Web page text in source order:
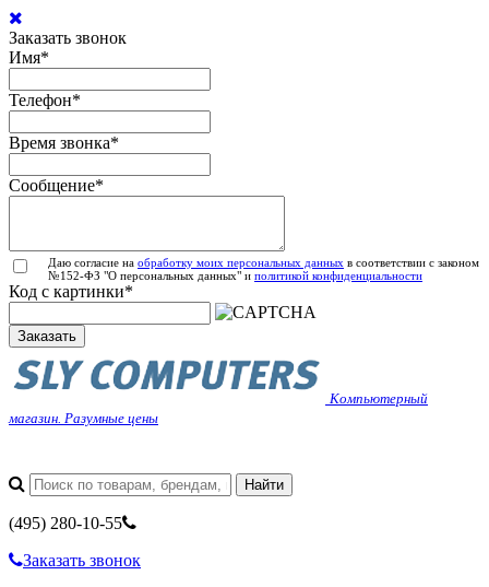
Заказать звонок
Имя*
Телефон*
Время звонка*
Сообщение*
Даю согласие на обработку моих персональных данных в соответствии с законом
№152-ФЗ "О персональных данных" и политикой конфиденциальности
Код с картинки*
Заказать
Компьютерный
магазин. Разумные цены
(495) 280-10-55
Заказать звонок